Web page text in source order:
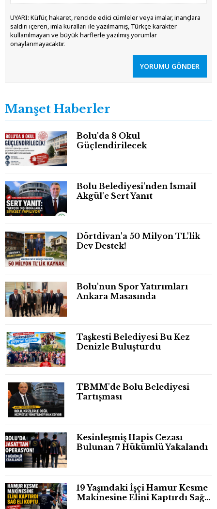
UYARI: Küfür, hakaret, rencide edici cümleler veya imalar, inançlara
saldırı içeren, imla kuralları ile yazılmamış, Türkçe karakter
kullanılmayan ve büyük harflerle yazılmış yorumlar
onaylanmayacaktır.
YORUMU GÖNDER
Manşet Haberler
Bolu'da 8 Okul
Güçlendirilecek
Bolu Belediyesi'nden İsmail
Akgül'e Sert Yanıt
Dörtdivan'a 50 Milyon TL'lik
Dev Destek!
Bolu'nun Spor Yatırımları
Ankara Masasında
Taşkesti Belediyesi Bu Kez
Denizle Buluşturdu
TBMM'de Bolu Belediyesi
Tartışması
Kesinleşmiş Hapis Cezası
Bulunan 7 Hükümlü Yakalandı
19 Yaşındaki İşçi Hamur Kesme
Makinesine Elini Kaptırdı Sağ